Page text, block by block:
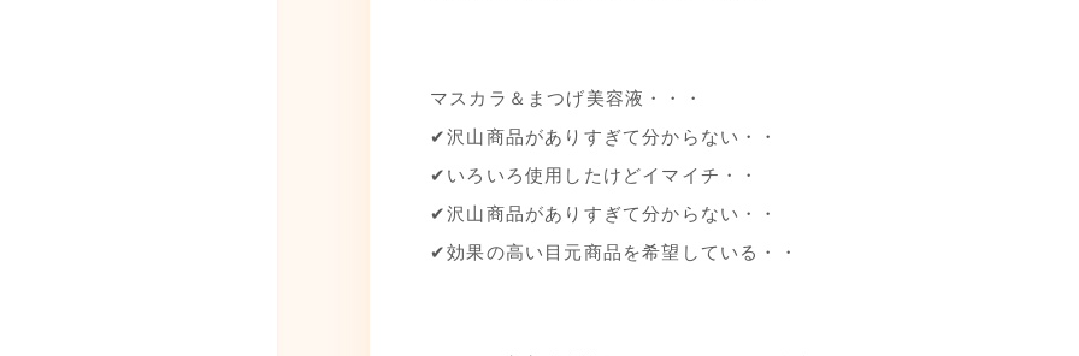
マスカラ＆まつげ美容液・・・
✔沢山商品がありすぎて分からない・・
✔いろいろ使用したけどイマイチ・・
✔沢山商品がありすぎて分からない・・
✔効果の高い目元商品を希望している・・